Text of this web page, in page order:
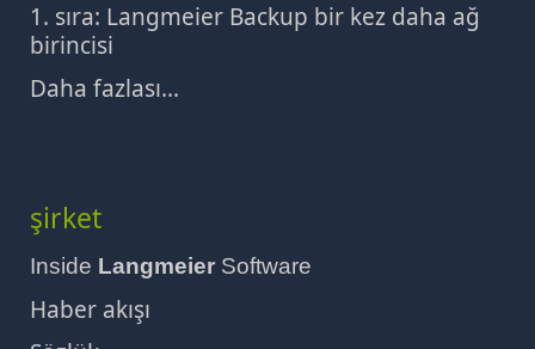
1. sıra: Langmeier Backup bir kez daha ağ
birincisi
Daha fazlası...
şirket
Inside Langmeier Software
Haber akışı